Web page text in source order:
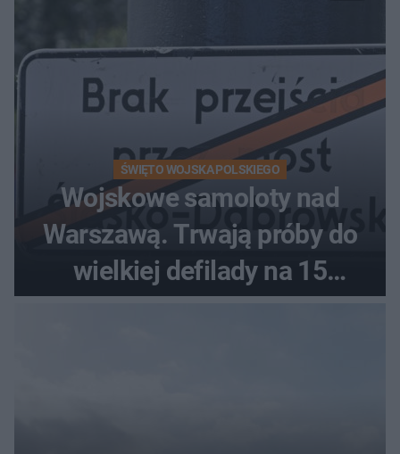
ŚWIĘTO WOJSKA POLSKIEGO
Wojskowe samoloty nad
Warszawą. Trwają próby do
wielkiej defilady na 15
sierpnia